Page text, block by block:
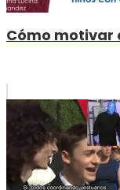
Cómo motivar